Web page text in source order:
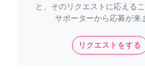
と、そのリクエストに応える
サポーターから応募が来
リクエストをする